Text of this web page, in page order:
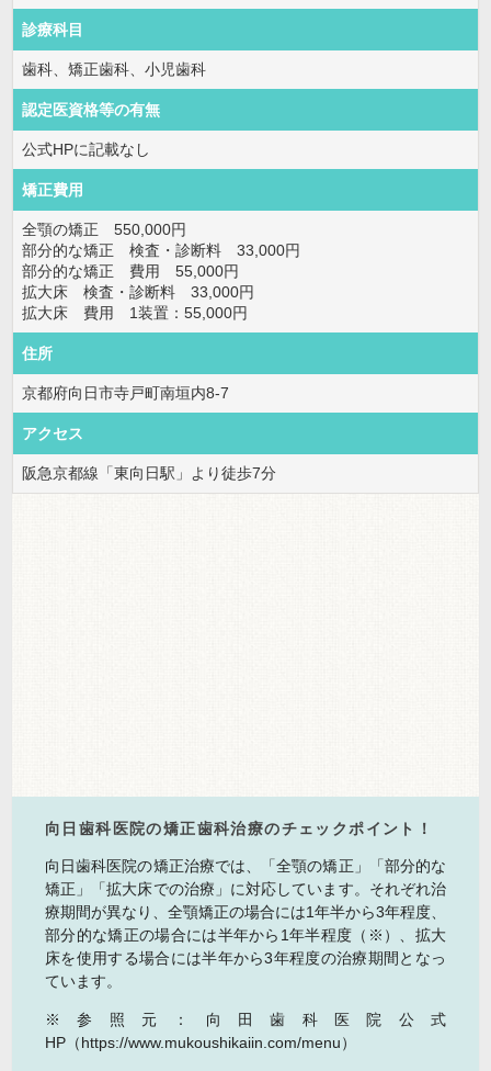
診療科目
歯科、矯正歯科、小児歯科
認定医資格等の有無
公式HPに記載なし
矯正費用
全顎の矯正 550,000円
部分的な矯正 検査・診断料 33,000円
部分的な矯正 費用 55,000円
拡大床 検査・診断料 33,000円
拡大床 費用 1装置：55,000円
住所
京都府向日市寺戸町南垣内8-7
アクセス
阪急京都線「東向日駅」より徒歩7分
向日歯科医院の矯正歯科治療のチェックポイント！
向日歯科医院の矯正治療では、「全顎の矯正」「部分的な
矯正」「拡大床での治療」に対応しています。それぞれ治
療期間が異なり、全顎矯正の場合には1年半から3年程度、
部分的な矯正の場合には半年から1年半程度（※）、拡大
床を使用する場合には半年から3年程度の治療期間となっ
ています。
※参照元：向田歯科医院公式
HP（https://www.mukoushikaiin.com/menu）